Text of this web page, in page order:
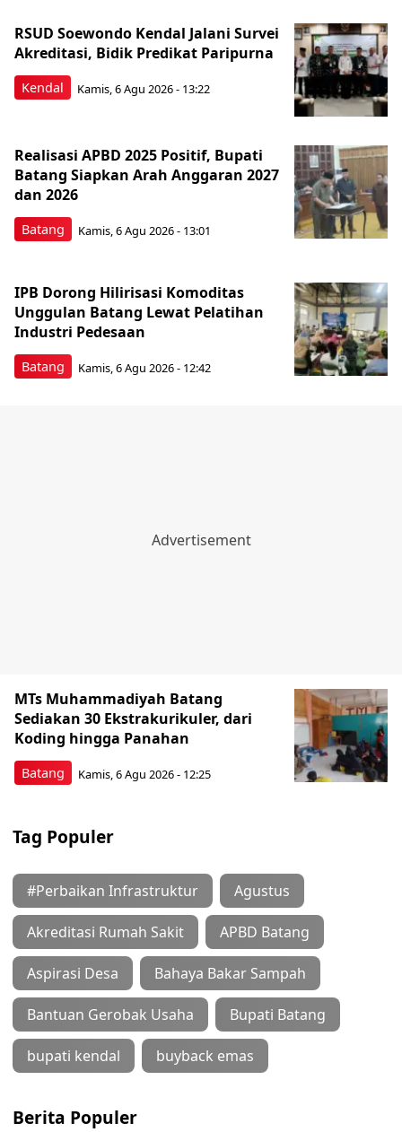
Kendal
RSUD Soewondo Kendal Jalani Survei
Akreditasi, Bidik Predikat Paripurna
Kamis, 6 Agu 2026 - 13:22
Batang
Realisasi APBD 2025 Positif, Bupati
Batang Siapkan Arah Anggaran 2027
dan 2026
Kamis, 6 Agu 2026 - 13:01
Batang
IPB Dorong Hilirisasi Komoditas
Unggulan Batang Lewat Pelatihan
Industri Pedesaan
Kamis, 6 Agu 2026 - 12:42
Batang
MTs Muhammadiyah Batang
Sediakan 30 Ekstrakurikuler, dari
Koding hingga Panahan
Kamis, 6 Agu 2026 - 12:25
Tag Populer
#Perbaikan Infrastruktur Agustus
Akreditasi Rumah Sakit APBD Batang
Aspirasi Desa Bahaya Bakar Sampah
Bantuan Gerobak Usaha Bupati Batang
bupati kendal buyback emas
Berita Populer